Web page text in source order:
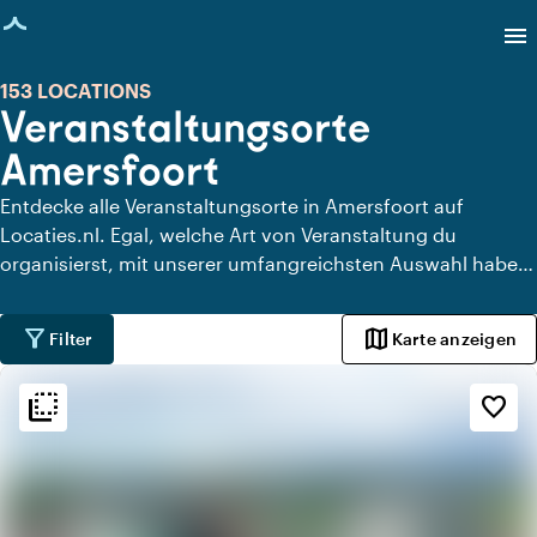
geladen
menu
Veranstaltungsorte
Amersfoort
153 LOCATIONS
Entdecke alle Veranstaltungsorte in Amersfoort auf
Locaties.nl. Egal, welche Art von Veranstaltung du
organisierst, mit unserer umfangreichsten Auswahl haben
filter_alt Filter map Karte anzeigen
flip_to_back favorite_border
flip_to_back Ambiente und Ästhetik
info
Klassisch
apartment
Modernes Design